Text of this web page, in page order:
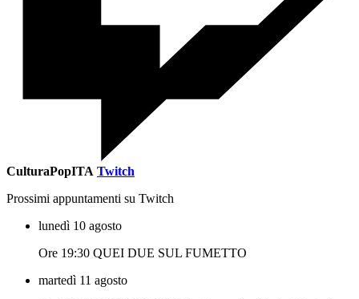
CulturaPopITA Twitch
Prossimi appuntamenti su Twitch
lunedì 10 agosto
Ore 19:30 QUEI DUE SUL FUMETTO
martedì 11 agosto